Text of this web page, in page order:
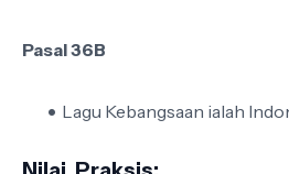
Pasal 36B
Lagu Kebangsaan ialah